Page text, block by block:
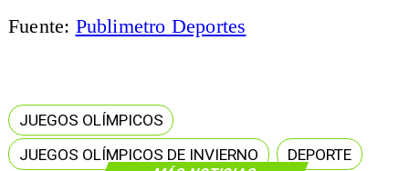
Fuente: Publimetro Deportes
JUEGOS OLÍMPICOS
JUEGOS OLÍMPICOS DE INVIERNO
DEPORTE